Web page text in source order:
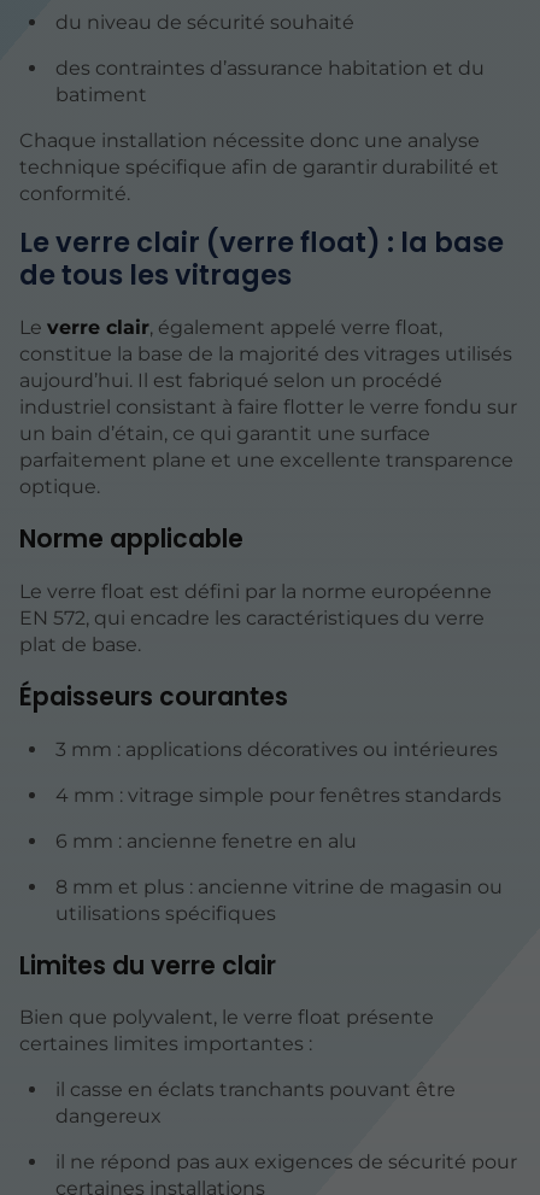
du niveau de sécurité souhaité
des contraintes d’assurance habitation et du
batiment
Chaque installation nécessite donc une analyse
technique spécifique afin de garantir durabilité et
conformité.
Le verre clair (verre float) : la base
de tous les vitrages
Le verre clair, également appelé verre float,
constitue la base de la majorité des vitrages utilisés
aujourd’hui. Il est fabriqué selon un procédé
industriel consistant à faire flotter le verre fondu sur
un bain d’étain, ce qui garantit une surface
parfaitement plane et une excellente transparence
optique.
Norme applicable
Le verre float est défini par la norme européenne
EN 572, qui encadre les caractéristiques du verre
plat de base.
Épaisseurs courantes
3 mm : applications décoratives ou intérieures
4 mm : vitrage simple pour fenêtres standards
6 mm : ancienne fenetre en alu
8 mm et plus : ancienne vitrine de magasin ou
utilisations spécifiques
Limites du verre clair
Bien que polyvalent, le verre float présente
certaines limites importantes :
il casse en éclats tranchants pouvant être
dangereux
il ne répond pas aux exigences de sécurité pour
certaines installations